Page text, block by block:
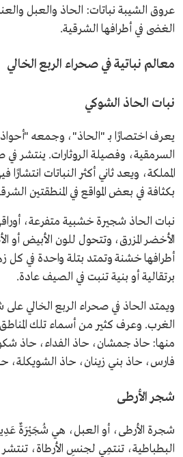
عروق الشيبة نباتات: الحاذ والعبل
الغضى في أطرافها الشرقية.
معالم نباتية في صحراء الربع الخالي
نبات الحاذ الشوكي
يعرف اختصارًا بـ "الحاذ"، وجمعه
السرمقية، وفصيلة الروثارات. ينتشر في
المملكة، ويعد ثاني أكثر النباتات انتشارًا
بكثافة في بعض المواقع في المنطقتين
نبات الحاذ شجيرة خشبية متفرعة،
الأخضر المزرق، وتتحول للون الأبيض أو
أطرافها خشنة وتمتد بتلة واحدة في كل
برتقالية أو بنية تنبت في الصيف عادة.
ويمتد الحاذ في صحراء الربع الخالي
الغرب. وعرف كثير من أسماء تلك
منها: حاذ جمشان، حاذ الفداء، حاذ
فارس، حاذ بني زينان، حاذ الشويكلة،
شجر الأرطى
شجرة الأرطى، أو العبل، هي شُجَيْرَةٌ
البطباطية، تنتمِي لجنسِ الأرطاة، تنتشر